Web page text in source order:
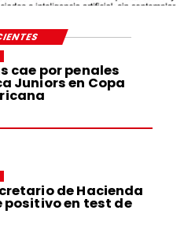
cae por penales
Juniors en Copa
de Hacienda
positivo en test de